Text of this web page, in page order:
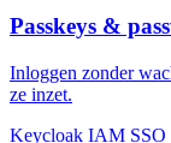
Passkeys &
Inloggen zonder
ze inzet.
Keycloak IAM SSO